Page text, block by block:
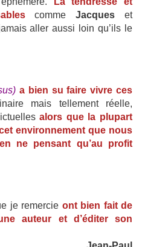
commeJacques et
aller aussi loin qu’ils le
a bien su faire vivre ces
mais tellement réelle,
alors que la plupart
environnement que nous
ne pensant qu’au profit
je remercie ont bien fait de
auteur et d’éditer son